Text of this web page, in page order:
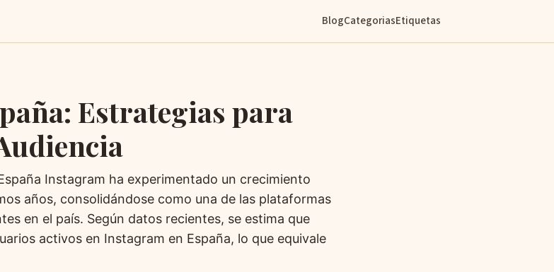
BlogCategoriasEtiquetas
Estrategias para
Instagram ha experimentado un crecimiento
años, consolidándose como una de las plataformas
en el país. Según datos recientes, se estima que
activos en Instagram en España, lo que equivale